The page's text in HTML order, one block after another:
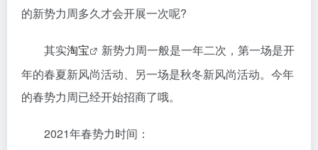
的新势力周多久才会开展一次呢?
其实淘宝
新势力周一般是一年二次，第一场是开
年的春夏新风尚活动、另一场是秋冬新风尚活动。今年
的春势力周已经开始招商了哦。
2021年春势力时间：